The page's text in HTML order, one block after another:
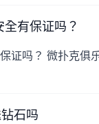
有保证吗？
证吗？ 微扑克
石吗